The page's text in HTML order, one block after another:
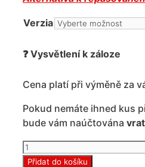
Verzia
❓ Vysvětlení k záloze
Cena platí při výměně za
Pokud nemáte ihned kus
bude vám naúčtována
Repasovaný
motor
Přidat do košíku